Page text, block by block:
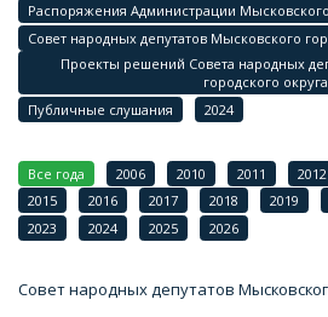
Распоряжения Администрации
Совет народных депутатов Мысковского
Проекты решений Совета народных
городского округа
Публичные слушания
2024
Все года 2006 2010 2011 2012
2015
2016 2017 2018 2019
2023
2024 2025 2026
Совет народных депутатов